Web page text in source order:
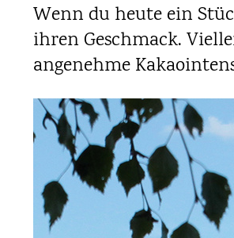
Wenn du heute ein
ihren Geschmack.
angenehme